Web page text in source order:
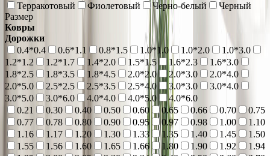
Терракотовый
Фиолетовый Черно-белый
Черный
Размер
Ковры
Дорожки
0.4*0.4
0.6*1.1 0.8*1.5 1.0*1.0 1.0*2.0
1.0*3.0
1.2*1.2
1.2*1.7 1.4*2.0 1.5*1.5 1.6*2.3
1.6*3.0
1.8*2.5
1.8*3.5 1.8*4.5 2.0*2.0 2.0*3.0
2.0*4.0
2.0*5.0
2.5*2.5 2.5*3.5 2.5*4.0 3.0*3.0
3.0*4.0
3.0*5.0
3.0*6.0 4.0*4.0 4.0*5.0
4.0*6.0
0.21
0.30 0.40 0.50 0.60 0.65 0.66 0.70
0.75
0.77
0.78 0.80 0.90 0.95 0.97 0.98 1.00
1.10
1.16
1.17 1.20 1.30 1.33 1.35 1.40 1.45
1.50
1.55
1.56 1.60 1.65 1.66 1.80 1.90 1.92
1.94